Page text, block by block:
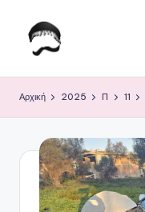
Μετάβαση
ο
Κ
α
Αρχική 2025 Π 11